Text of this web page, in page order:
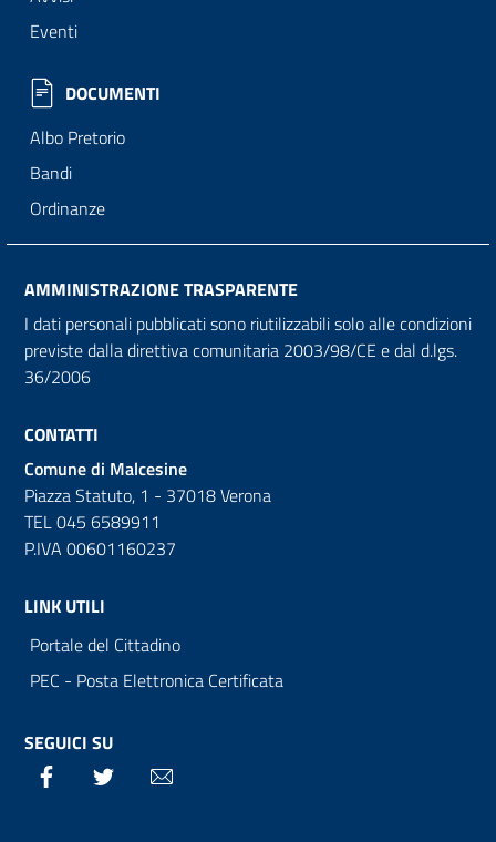
Eventi
DOCUMENTI
Albo Pretorio
Bandi
Ordinanze
AMMINISTRAZIONE TRASPARENTE
I dati personali pubblicati sono riutilizzabili solo alle condizioni
previste dalla direttiva comunitaria 2003/98/CE e dal d.lgs.
36/2006
CONTATTI
Comune di Malcesine
Piazza Statuto, 1 - 37018 Verona
TEL 045 6589911
P.IVA 00601160237
LINK UTILI
Portale del Cittadino
PEC - Posta Elettronica Certificata
SEGUICI SU
Facebook Twitter